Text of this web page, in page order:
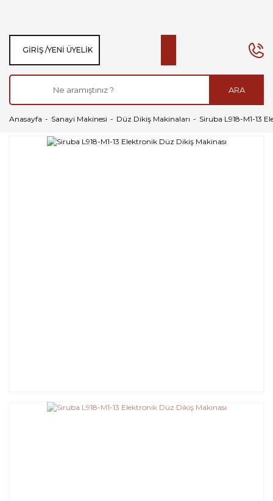
ARA
GIRIŞ /YENI ÜYELIK
Anasayfa Sanayi Makinesi Düz Dikiş Makinaları Siruba L918-M1-13